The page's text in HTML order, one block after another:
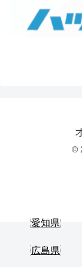
©
愛知県
広島県